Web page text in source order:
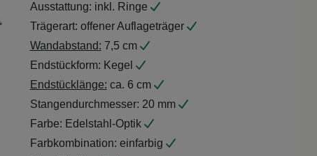
Ausstattung: inkl. Ringe
Trägerart: offener Auflageträger
Wandabstand: 7,5 cm
Endstückform: Kegel
Endstücklänge: ca. 6 cm
Stangendurchmesser: 20 mm
Farbe: Edelstahl-Optik
Farbkombination: einfarbig